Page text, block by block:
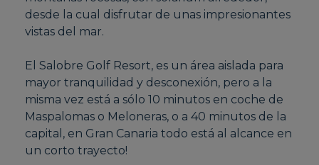
desde la cual disfrutar de unas impresionantes
vistas del mar.
El Salobre Golf Resort, es un área aislada para
mayor tranquilidad y desconexión, pero a la
misma vez está a sólo 10 minutos en coche de
Maspalomas o Meloneras, o a 40 minutos de la
capital, en Gran Canaria todo está al alcance en
un corto trayecto!